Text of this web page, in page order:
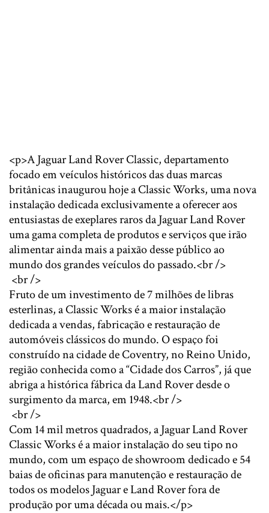
<p>A Jaguar Land Rover Classic, departamento
focado em veículos históricos das duas marcas
britânicas inaugurou hoje a Classic Works, uma nova
instalação dedicada exclusivamente a oferecer aos
entusiastas de exeplares raros da Jaguar Land Rover
uma gama completa de produtos e serviços que irão
alimentar ainda mais a paixão desse público ao
mundo dos grandes veículos do passado.<br />
<br />
Fruto de um investimento de 7 milhões de libras
esterlinas, a Classic Works é a maior instalação
dedicada a vendas, fabricação e restauração de
automóveis clássicos do mundo. O espaço foi
construído na cidade de Coventry, no Reino Unido,
região conhecida como a “Cidade dos Carros”, já que
abriga a histórica fábrica da Land Rover desde o
surgimento da marca, em 1948.<br />
<br />
Com 14 mil metros quadrados, a Jaguar Land Rover
Classic Works é a maior instalação do seu tipo no
mundo, com um espaço de showroom dedicado e 54
baias de oficinas para manutenção e restauração de
todos os modelos Jaguar e Land Rover fora de
produção por uma década ou mais.</p>